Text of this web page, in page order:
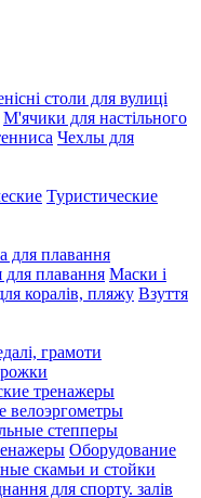
столи для вулиці
М'ячики для настільного
Чехлы для
Туристические
для плавання
плавання Маски і
коралів, пляжу Взуття
грамоти
тренажеры
велоэргометры
cтепперы
Оборудование
скамьи и стойки
для спорту. залів